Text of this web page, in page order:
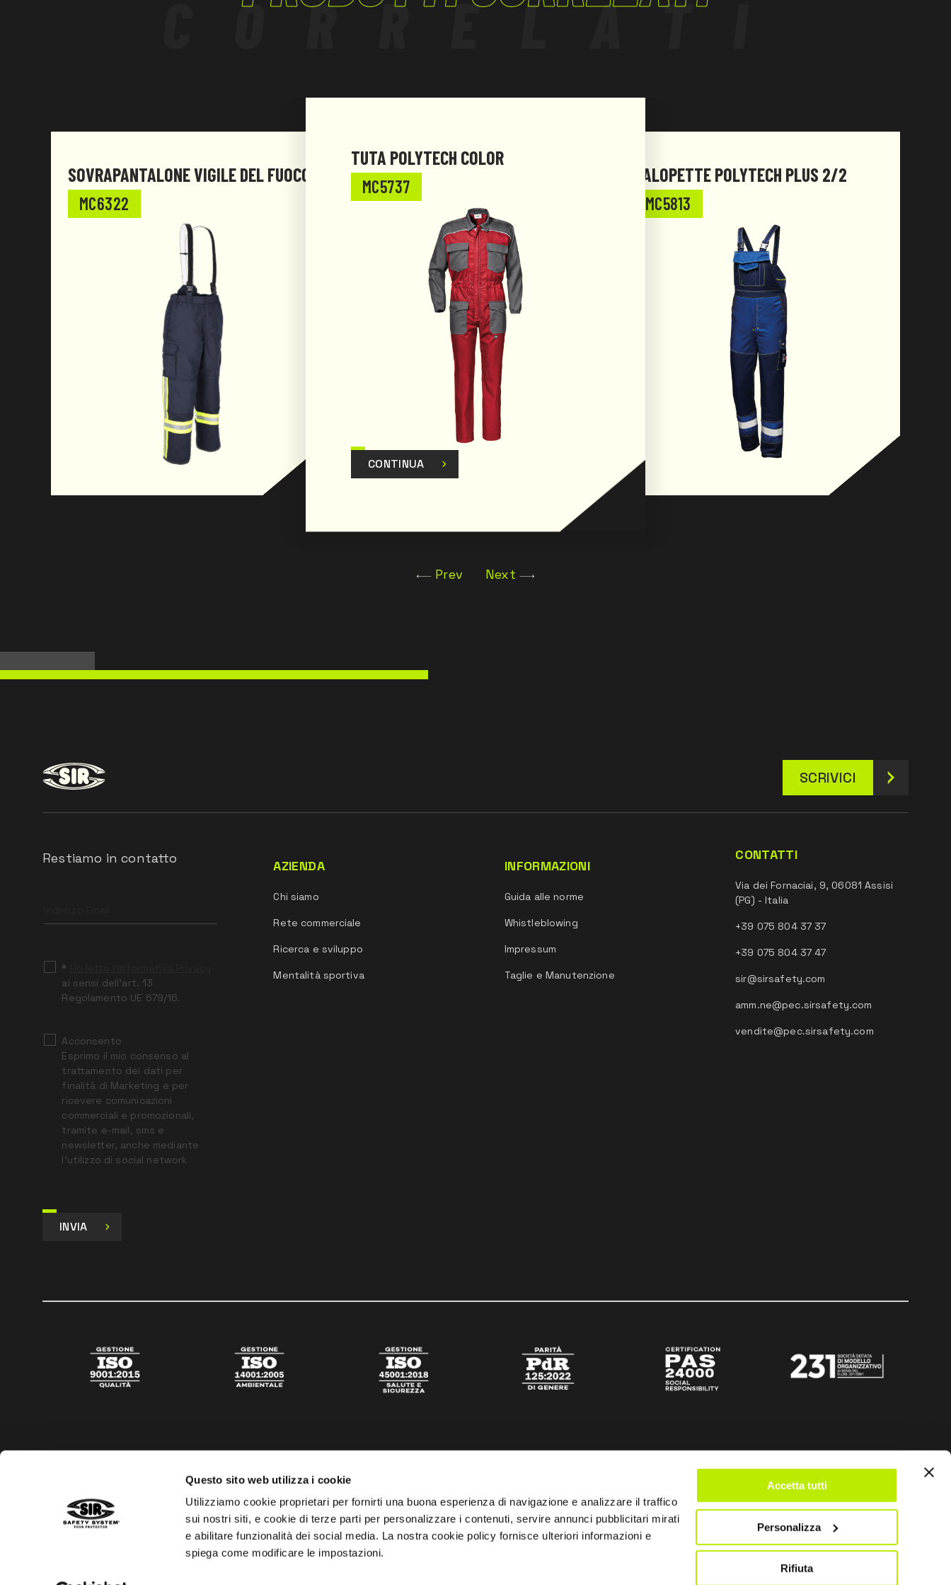
Questo sito web utilizza i cookie
Utilizziamo cookie proprietari per fornirti una buona esperienza di navigazione e analizzare il traffico
sui nostri siti, e cookie di terze parti per personalizzare i contenuti, servire annunci pubblicitari mirati
e abilitare funzionalità dei social media. La nostra cookie policy fornisce ulteriori informazioni e
spiega come modificare le impostazioni.
Accetta tutti
Personalizza
Rifiuta
CORRELATI
SOVRAPANTALONE VIGILE DEL FUOCO
MC6322
TUTA POLYTECH COLOR
MC5737
CONTINUA
SALOPETTE POLYTECH PLUS 2/2
MC5813
Prev Next
SCRIVICI
Restiamo in contatto
field
*
ai sensi dell’art. 13
Regolamento UE 679/16.
Acconsento
Esprimo il mio consenso al
trattamento dei dati per
finalità di Marketing e per
ricevere comunicazioni
commerciali e promozionali,
tramite e-mail, sms e
newsletter, anche mediante
l’utilizzo di social network
INVIA
AZIENDA
Chi siamo
Rete commerciale
Ricerca e sviluppo
Mentalità sportiva
INFORMAZIONI
Guida alle norme
Whistleblowing
Impressum
Taglie e Manutenzione
CONTATTI
Via dei Fornaciai, 9, 06081 Assisi
(PG) - Italia
+39 075 804 37 37
+39 075 804 37 47
sir@sirsafety.com
amm.ne@pec.sirsafety.com
vendite@pec.sirsafety.com